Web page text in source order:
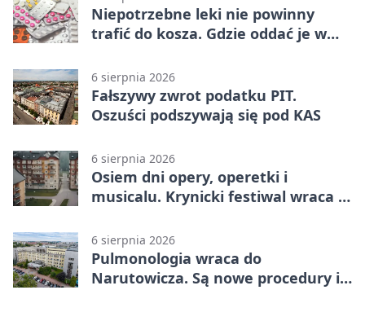
Niepotrzebne leki nie powinny
trafić do kosza. Gdzie oddać je w
6 sierpnia 2026
Fałszywy zwrot podatku PIT.
Oszuści podszywają się pod KAS
6 sierpnia 2026
Osiem dni opery, operetki i
musicalu. Krynicki festiwal wraca z
6 sierpnia 2026
Pulmonologia wraca do
Narutowicza. Są nowe procedury i